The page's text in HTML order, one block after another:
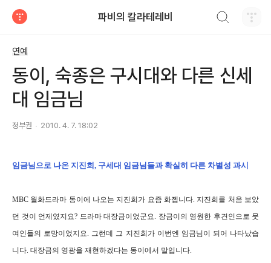
파비의 칼라테레비
연예
동이, 숙종은 구시대와 다른 신세
대 임금님
정부권 2010. 4. 7. 18:02
임금님으로 나온 지진희, 구세대 임금님들과 확실히 다른 차별성 과시
MBC 월화드라마 동이에 나오는 지진희가 요즘 화젭니다. 지진희를 처음 보았
던 것이 언제였지요? 드라마 대장금이었군요. 장금이의 영원한 후견인으로 뭇
여인들의 로망이었지요. 그런데 그 지진희가 이번엔 임금님이 되어 나타났습
니다. 대장금의 영광을 재현하겠다는 동이에서 말입니다.